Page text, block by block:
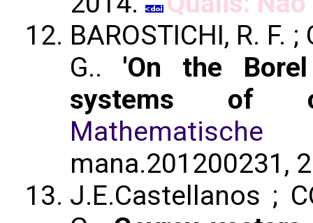
BAROSTICHI, R. F. ;
G.. 'On the
systems of
Mathematische
mana.201200231,
J.E.Castellanos ;